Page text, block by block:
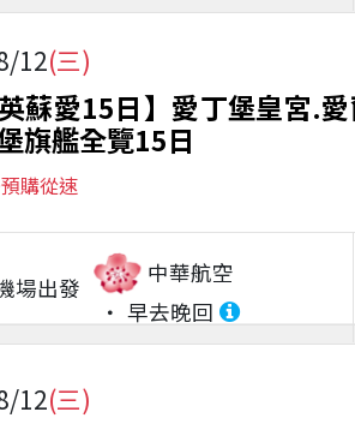
12(三)
英蘇愛15日】愛丁堡皇宮.
旗艦全覽15日
購從速
場出發
中華航空
早去晚回
12(三)